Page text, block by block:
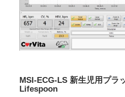
MSI-ECG-LS 新生児用プラ
Lifespoon